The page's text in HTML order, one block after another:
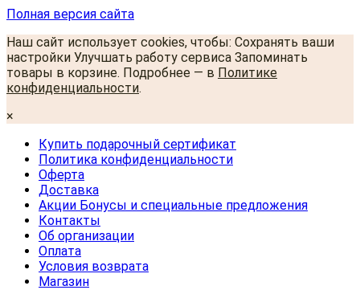
Полная версия сайта
Наш сайт использует cookies, чтобы: Сохранять ваши
настройки Улучшать работу сервиса Запоминать
товары в корзине. Подробнее — в Политике
конфиденциальности.
×
Купить подарочный сертификат
Политика конфиденциальности
Оферта
Доставка
Акции Бонусы и специальные предложения
Контакты
Об организации
Оплата
Условия возврата
Магазин